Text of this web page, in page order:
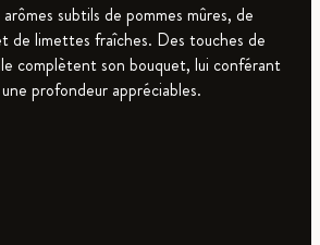
subtils de pommes mûres, de
de limettes fraîches. Des touches de
complètent son bouquet, lui conférant
profondeur appréciables.